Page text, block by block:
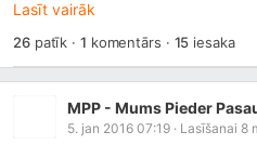
Lasīt vairāk
26patīk · 1 komentārs · 15 iesaka
MPP - Mums Pieder
5. jan 2016 07:19 · Lasīšanai 8